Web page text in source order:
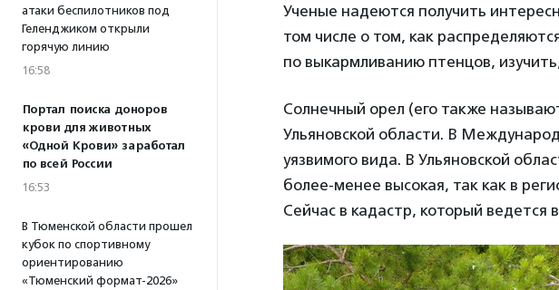
атаки беспилотников под
Геленджиком открыли
горячую линию
16:58
Портал поиска доноров
крови для животных
«Одной Крови» заработал
по всей России
16:53
В Тюменской области прошел
кубок по спортивному
ориентированию
«Тюменский формат-2026»
Ученые надеются получить
том числе о том, как
по выкармливанию птенцов,
Солнечный орел (его также
Ульяновской области. В
уязвимого вида. В Ульяновской
более-менее высокая, так как в
Сейчас в кадастр, который ведется